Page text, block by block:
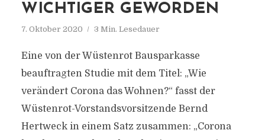
WICHTIGER GEWORDEN
7. Oktober 2020 3 Min. Lesedauer
Eine von der Wüstenrot Bausparkasse
beauftragten Studie mit dem Titel: „Wie
verändert Corona das Wohnen?“ fasst der
Wüstenrot-Vorstandsvorsitzende Bernd
Hertweck in einem Satz zusammen: „Corona